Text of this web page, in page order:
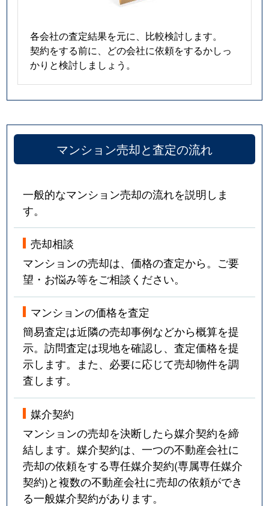
各会社の査定結果を元に、比較検討します。
契約をする前に、どの会社に依頼をするかしっ
かりと検討しましょう。
マンション売却と査定の流れ
一般的なマンション売却の流れを説明しま
す。
売却相談
マンションの売却は、価格の査定から。ご要
望・お悩み等をご相談ください。
マンションの価格を査定
簡易査定は近隣の売却事例などから概算を提
示。訪問査定は現地を確認し、査定価格を提
示します。また、必要に応じて売却物件を調
査します。
媒介契約
マンションの売却を決断したら媒介契約を締
結します。媒介契約は、一つの不動産会社に
売却の依頼をする専任媒介契約(専属専任媒介
契約)と複数の不動産会社に売却の依頼ができ
る一般媒介契約があります。